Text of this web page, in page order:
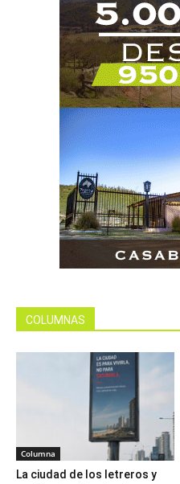
COLUMNAS
Columna
La ciudad de los letreros y